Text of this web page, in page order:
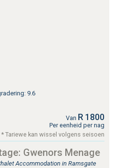
9.6
Van R 1800
Per eenheid per nag
* Tariewe kan wissel volgens seisoen
Gwenors Menage
Accommodation in Ramsgate